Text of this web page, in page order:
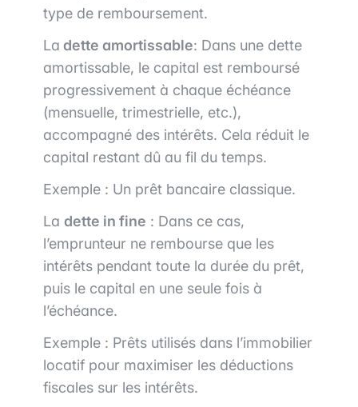
type de remboursement.
La dette amortissable: Dans une dette
amortissable, le capital est remboursé
progressivement à chaque échéance
(mensuelle, trimestrielle, etc.),
accompagné des intérêts. Cela réduit le
capital restant dû au fil du temps.
Exemple : Un prêt bancaire classique.
La dette in fine : Dans ce cas,
l’emprunteur ne rembourse que les
intérêts pendant toute la durée du prêt,
puis le capital en une seule fois à
l’échéance.
Exemple : Prêts utilisés dans l’immobilier
locatif pour maximiser les déductions
fiscales sur les intérêts.